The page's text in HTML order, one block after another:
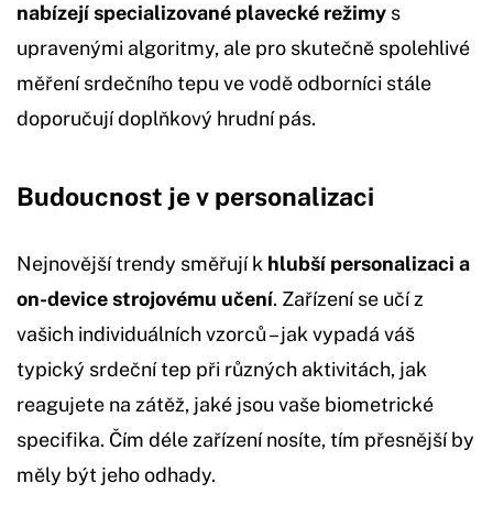
nabízejí specializované plavecké režimy s
upravenými algoritmy, ale pro skutečně spolehlivé
měření srdečního tepu ve vodě odborníci stále
doporučují doplňkový hrudní pás.
Budoucnost je v personalizaci
Nejnovější trendy směřují k hlubší personalizaci a
on-device strojovému učení. Zařízení se učí z
vašich individuálních vzorců – jak vypadá váš
typický srdeční tep při různých aktivitách, jak
reagujete na zátěž, jaké jsou vaše biometrické
specifika. Čím déle zařízení nosíte, tím přesnější by
měly být jeho odhady.